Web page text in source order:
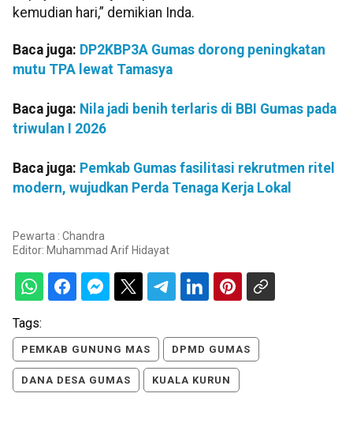
kemudian hari,” demikian Inda.
Baca juga: DP2KBP3A Gumas dorong peningkatan
mutu TPA lewat Tamasya
Baca juga: Nila jadi benih terlaris di BBI Gumas pada
triwulan I 2026
Baca juga: Pemkab Gumas fasilitasi rekrutmen ritel
modern, wujudkan Perda Tenaga Kerja Lokal
Pewarta : Chandra
Editor: Muhammad Arif Hidayat
Tags:
PEMKAB GUNUNG MAS DPMD GUMAS
DANA DESA GUMAS KUALA KURUN